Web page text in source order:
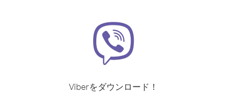
Viberをダウンロード！